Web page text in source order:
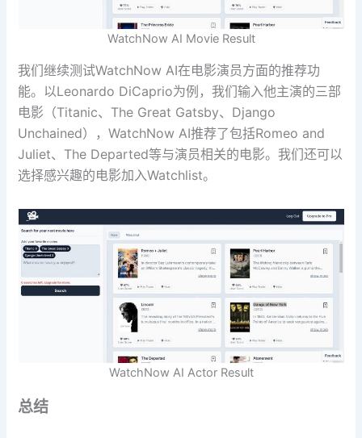
WatchNow AI Movie Result
我们继续测试WatchNow AI在电影演员方面的推荐功
能。以Leonardo DiCaprio为例，我们输入他主演的三部
电影（Titanic、The Great Gatsby、Django
Unchained），WatchNow AI推荐了包括Romeo and
Juliet、The Departed等与演员相关的电影。我们还可以
选择感兴趣的电影加入Watchlist。
WatchNow AI Actor Result
总结